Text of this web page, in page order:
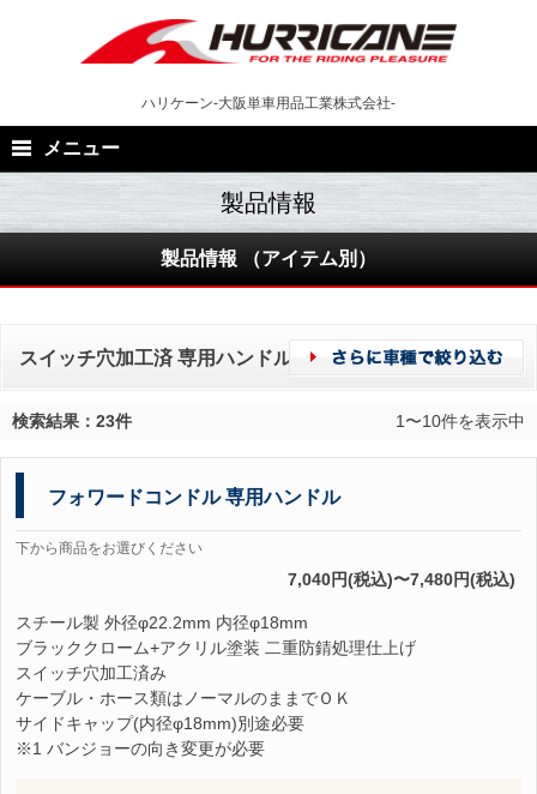
ハリケーン-大阪単車用品工業株式会社-
メニュー
製品情報 （アイテム別）
スイッチ穴加工済 専用ハンドルの製品一覧
検索結果：23件 1〜10件を表示中
フォワードコンドル 専用ハンドル
下から商品をお選びください
7,040円(税込)〜7,480円(税込)
スチール製 外径φ22.2mm 内径φ18mm
ブラッククローム+アクリル塗装 二重防錆処理仕上げ
スイッチ穴加工済み
ケーブル・ホース類はノーマルのままでＯＫ
サイドキャップ(内径φ18mm)別途必要
※1 バンジョーの向き変更が必要